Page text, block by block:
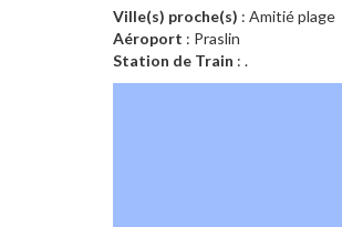
Ville(s) proche(s) : Amitié plage
Aéroport : Praslin
Station de Train : .